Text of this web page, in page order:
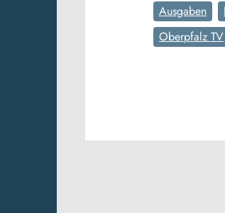
Ausgaben
Oberpfalz TV